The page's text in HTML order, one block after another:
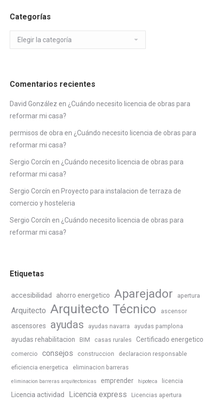
Categorías
Categorías
Comentarios recientes
David González en ¿Cuándo necesito licencia de obras para
reformar mi casa?
permisos de obra en ¿Cuándo necesito licencia de obras para
reformar mi casa?
Sergio Corcín en ¿Cuándo necesito licencia de obras para
reformar mi casa?
Sergio Corcín en Proyecto para instalacion de terraza de
comercio y hosteleria
Sergio Corcín en ¿Cuándo necesito licencia de obras para
reformar mi casa?
Etiquetas
accesibilidad ahorro energetico Aparejador apertura
Arquitecto Arquitecto Técnico ascensor
ascensores ayudas ayudas navarra ayudas pamplona
ayudas rehabilitacion BIM casas rurales Certificado energetico
comercio consejos construccion
declaracion responsable
eficiencia energetica
eliminacion barreras
eliminacion barreras arquitectonicas emprender hipoteca licencia
Licencia actividad Licencia express Licencias apertura